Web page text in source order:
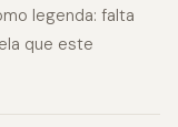
legenda: falta
que este